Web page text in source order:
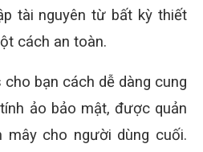
tài nguyên từ bất kỳ thiết
cách an toàn.
bạn cách dễ dàng cung
ảo bảo mật, được quản
mây cho người dùng cuối.